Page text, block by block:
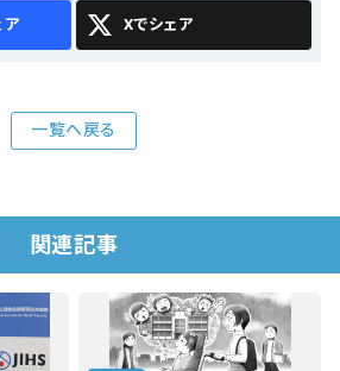
X
一覧へ戻る
関連記事